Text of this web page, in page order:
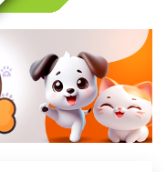
v
g
t
i
o
n